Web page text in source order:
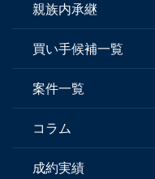
親族内承継
買い手候補一覧
案件一覧
コラム
成約実績